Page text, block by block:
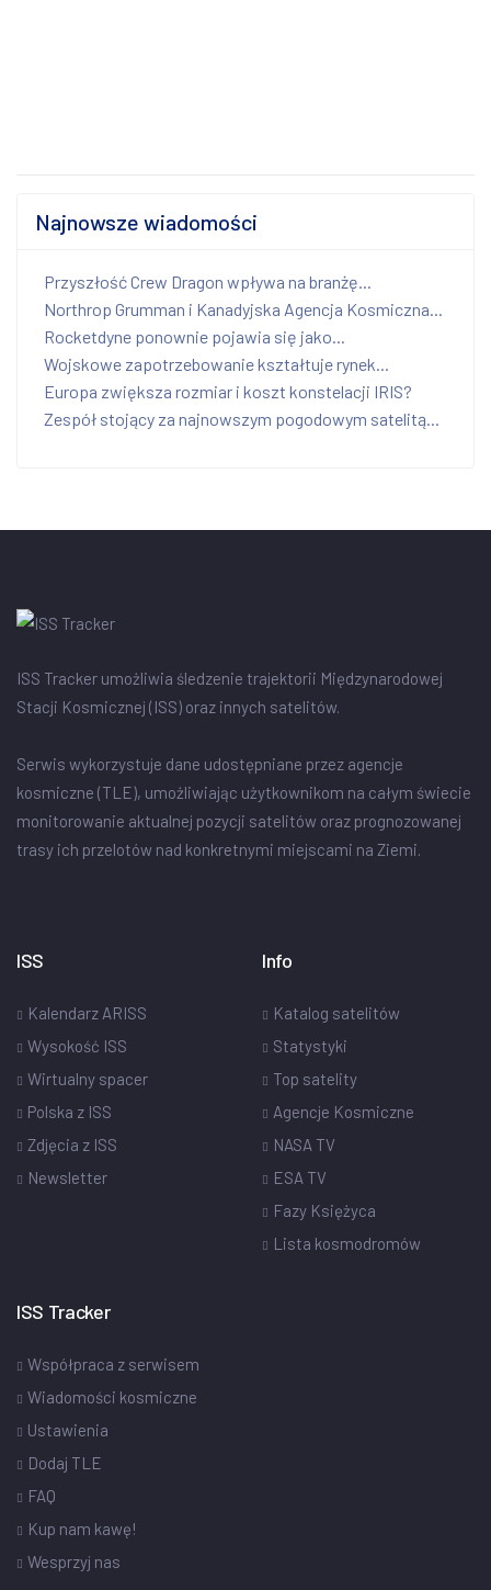
Najnowsze wiadomości
Przyszłość Crew Dragon wpływa na branżę...
Northrop Grumman i Kanadyjska Agencja Kosmiczna...
Rocketdyne ponownie pojawia się jako...
Wojskowe zapotrzebowanie kształtuje rynek...
Europa zwiększa rozmiar i koszt konstelacji IRIS?
Zespół stojący za najnowszym pogodowym satelitą...
ISS Tracker umożliwia śledzenie trajektorii Międzynarodowej
Stacji Kosmicznej (ISS) oraz innych satelitów.
Serwis wykorzystuje dane udostępniane przez agencje
kosmiczne (TLE), umożliwiając użytkownikom na całym świecie
monitorowanie aktualnej pozycji satelitów oraz prognozowanej
trasy ich przelotów nad konkretnymi miejscami na Ziemi.
ISS
Kalendarz ARISS
Wysokość ISS
Wirtualny spacer
Polska z ISS
Zdjęcia z ISS
Newsletter
Info
Katalog satelitów
Statystyki
Top satelity
Agencje Kosmiczne
NASA TV
ESA TV
Fazy Księżyca
Lista kosmodromów
ISS Tracker
Współpraca z serwisem
Wiadomości kosmiczne
Ustawienia
Dodaj TLE
FAQ
Kup nam kawę!
Wesprzyj nas